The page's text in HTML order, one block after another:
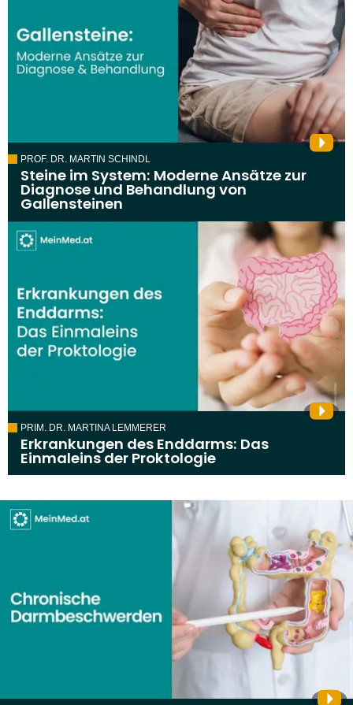
PROF. DR. MARTIN SCHINDL
Steine im System: Moderne Ansätze zur
Diagnose und Behandlung von
Gallensteinen
PRIM. DR. MARTINA LEMMERER
Erkrankungen des Enddarms: Das
Einmaleins der Proktologie